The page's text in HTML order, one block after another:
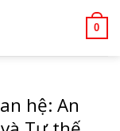
0
hệ: An